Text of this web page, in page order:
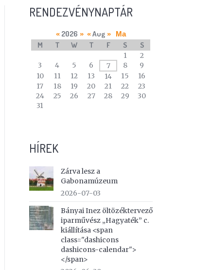
RENDEZVÉNYNAPTÁR
calendar
of
events
« 2026 » « Aug » Ma
M T W T F S S
1
2
3
4 5 6 7 8
9
10
11 12 13 14 15
16
17
18 19 20 21 22
23
24
25 26 27 28 29
30
31
HÍREK
Zárva lesz a
Gabonamúzeum
2026-07-03
Bányai Inez öltözéktervező
iparművész „Hagyaték” c.
kiállítása <span
class="dashicons
dashicons-calendar">
</span>